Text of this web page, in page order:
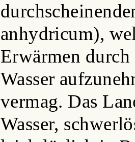
anhydricum),
Erwärmen
Wasser
vermag. Das
Wasser,